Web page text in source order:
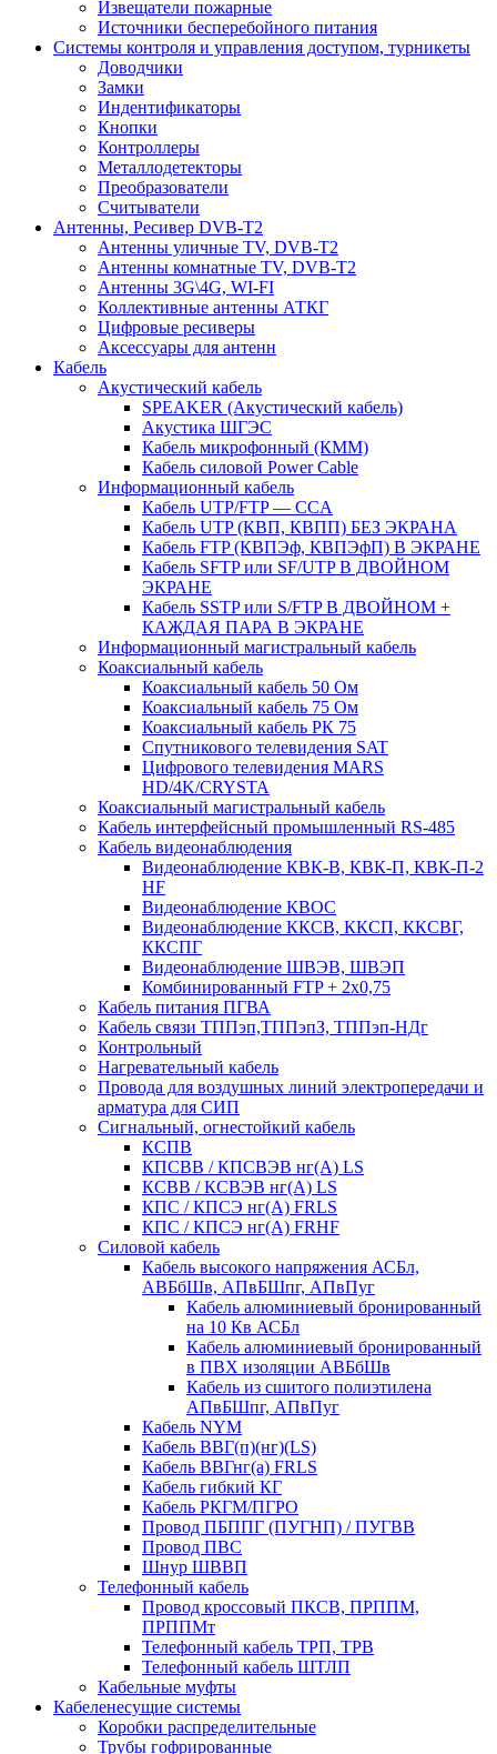
Извещатели пожарные
Источники бесперебойного питания
Системы контроля и управления доступом, турникеты
Доводчики
Замки
Индентификаторы
Кнопки
Контроллеры
Металлодетекторы
Преобразователи
Считыватели
Антенны, Ресивер DVB-T2
Антенны уличные TV, DVB-T2
Антенны комнатные TV, DVB-T2
Антенны 3G\4G, WI-FI
Коллективные антенны АТКГ
Цифровые ресиверы
Аксессуары для антенн
Кабель
Акустический кабель
SPEAKER (Акустический кабель)
Акустика ШГЭС
Кабель микрофонный (КММ)
Кабель силовой Power Cable
Информационный кабель
Кабель UTP/FTP — CCA
Кабель UTP (КВП, КВПП) БЕЗ ЭКРАНА
Кабель FTP (КВПЭф, КВПЭфП) В ЭКРАНЕ
Кабель SFTP или SF/UTP В ДВОЙНОМ
ЭКРАНЕ
Кабель SSTP или S/FTP В ДВОЙНОМ +
КАЖДАЯ ПАРА В ЭКРАНЕ
Информационный магистральный кабель
Коаксиальный кабель
Коаксиальный кабель 50 Ом
Коаксиальный кабель 75 Ом
Коаксиальный кабель РК 75
Спутникового телевидения SAT
Цифрового телевидения MARS
HD/4K/CRYSTA
Коаксиальный магистральный кабель
Кабель интерфейсный промышленный RS-485
Кабель видеонаблюдения
Видеонаблюдение КВК-В, КВК-П, КВК-П-2
HF
Видеонаблюдение КВОС
Видеонаблюдение ККСВ, ККСП, ККСВГ,
ККСПГ
Видеонаблюдение ШВЭВ, ШВЭП
Комбинированный FTP + 2х0,75
Кабель питания ПГВА
Кабель связи ТППэп,ТППэпЗ, ТППэп-НДг
Контрольный
Нагревательный кабель
Провода для воздушных линий электропередачи и
арматура для СИП
Сигнальный, огнестойкий кабель
КСПВ
КПСВВ / КПСВЭВ нг(А) LS
КСВВ / КСВЭВ нг(А) LS
КПС / КПСЭ нг(А) FRLS
КПС / КПСЭ нг(А) FRHF
Силовой кабель
Кабель высокого напряжения АСБл,
АВБбШв, АПвБШпг, АПвПуг
Кабель алюминиевый бронированный
на 10 Кв АСБл
Кабель алюминиевый бронированный
в ПВХ изоляции АВБбШв
Кабель из сшитого полиэтилена
АПвБШпг, АПвПуг
Кабель NYM
Кабель ВВГ(п)(нг)(LS)
Кабель ВВГнг(а) FRLS
Кабель гибкий КГ
Кабель РКГМ/ПГРО
Провод ПБППГ (ПУГНП) / ПУГВВ
Провод ПВС
Шнур ШВВП
Телефонный кабель
Провод кроссовый ПКСВ, ПРППМ,
ПРППМт
Телефонный кабель ТРП, ТРВ
Телефонный кабель ШТЛП
Кабельные муфты
Кабеленесущие системы
Коробки распределительные
Трубы гофрированные